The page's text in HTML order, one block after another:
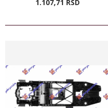
1.107,71 RSD